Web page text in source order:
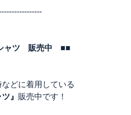
ャツ 販売中 ■■
どに着用している
』 販売中です！